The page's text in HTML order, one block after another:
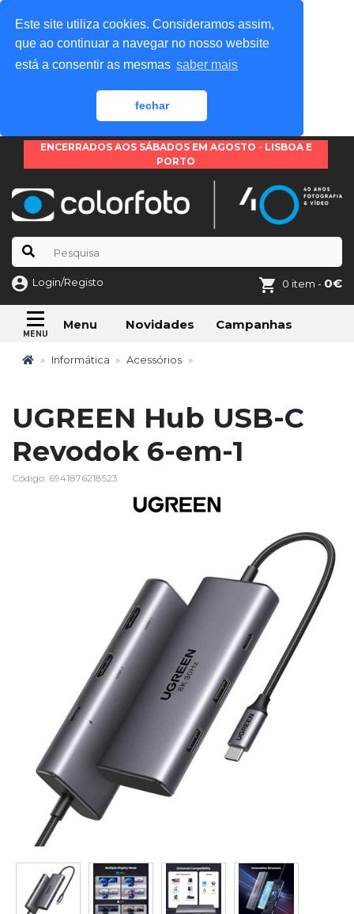
Este site utiliza cookies. Consideramos assim,
que ao continuar a navegar no nosso website
está a consentir as mesmas saber mais
fechar
ENCERRADOS AOS SÁBADOS EM AGOSTO - LISBOA E
PORTO
Login/Registo 0 item - 0€
Menu Novidades Campanhas
Informática Acessórios
UGREEN Hub USB-C
Revodok 6-em-1
Código: 6941876218523